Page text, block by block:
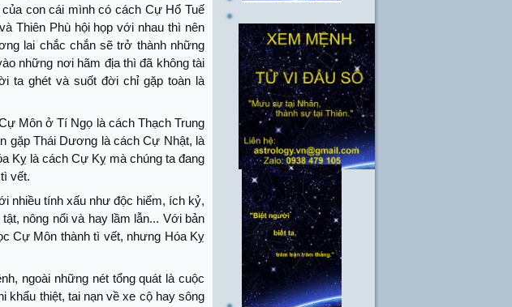
con cái mình có cách Cự Hổ Tuế
Thiên Phù hội họp với nhau thì nên
lai chắc chắn sẽ trở thành những
những nơi hãm địa thì đã không tài
ta ghét và suốt đời chỉ gặp toàn là
Môn ở Tí Ngọ là cách Thạch Trung
gặp Thái Dương là cách Cự Nhật, là
Kỵ là cách Cự Kỵ mà chúng ta đang
vết.
nhiều tính xấu như độc hiểm, ích kỷ,
nông nổi và hay lầm lẫn... Với bản
Cự Môn thành tì vết, nhưng Hóa Kỵ
ngoài những nét tổng quát là cuộc
khẩu thiệt, tai nạn về xe cộ hay sông